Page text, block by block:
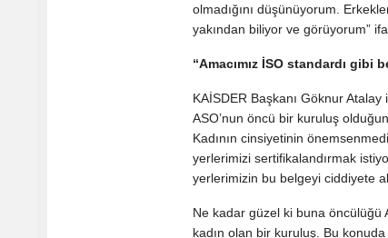
olmadığını düşünüyorum.
yakından biliyor ve görüyorum”
“Amacımız İSO standardı gibi
KAİSDER Başkanı Göknur
ASO’nun öncü bir kuruluş
Kadının cinsiyetinin
yerlerimizi sertifikalandırmak
yerlerimizin bu belgeyi ciddiyete
Ne kadar güzel ki buna öncülüğü
kadın olan bir kuruluş. Bu